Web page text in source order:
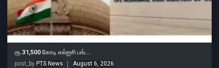
ரூ.31,500 கோடி எல்ஐசி பங்...
post_by PTS News August 6, 2026